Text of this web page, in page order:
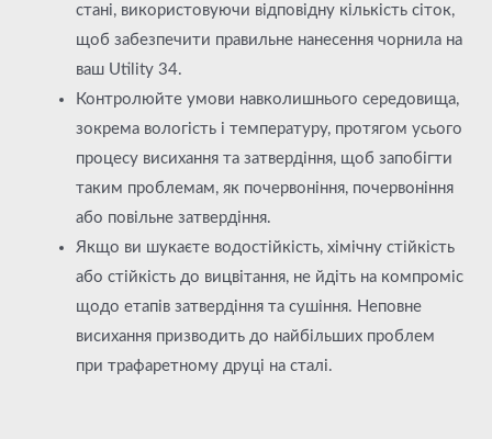
стані, використовуючи відповідну кількість сіток,
щоб забезпечити правильне нанесення чорнила на
ваш Utility 34.
Контролюйте умови навколишнього середовища,
зокрема вологість і температуру, протягом усього
процесу висихання та затвердіння, щоб запобігти
таким проблемам, як почервоніння, почервоніння
або повільне затвердіння.
Якщо ви шукаєте водостійкість, хімічну стійкість
або стійкість до вицвітання, не йдіть на компроміс
щодо етапів затвердіння та сушіння. Неповне
висихання призводить до найбільших проблем
при трафаретному друці на сталі.